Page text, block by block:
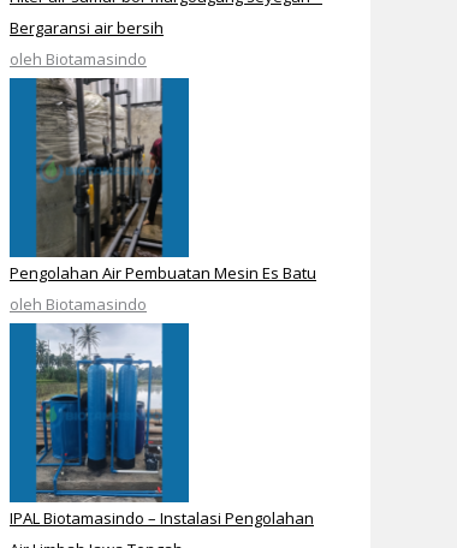
Bergaransi air bersih
oleh Biotamasindo
Pengolahan Air Pembuatan Mesin Es Batu
oleh Biotamasindo
IPAL Biotamasindo – Instalasi Pengolahan